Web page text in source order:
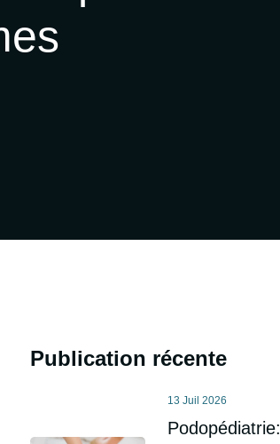
Publication récente
13 Juil 2026
Podopédiatrie: